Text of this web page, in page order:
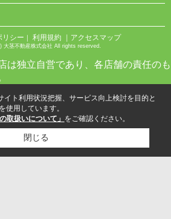
リシー 利用規約 ｜アクセスマップ
大茎不動産株式会社 All rights reserved.
は独立自営であり、各店舗の責任のも
イト利用状況把握、サービス向上検討を目的と
使用しています。
取扱いについて」 をご確認ください。
閉じる